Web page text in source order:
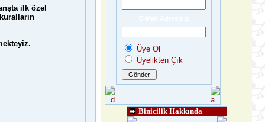
ilk özel
Üye Ol
Üyelikten Çık
Binicilik Hakkında